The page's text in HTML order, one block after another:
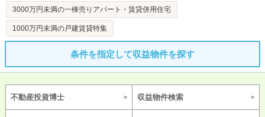
3000万円未満の一棟売りアパート・賃貸併用住宅
1000万円未満の戸建賃貸特集
条件を指定して収益物件を探す
不動産投資博士 収益物件検索